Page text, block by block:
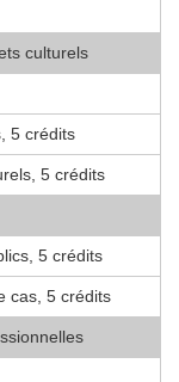
culturels
5 crédits
5 crédits
5 crédits
cas, 5 crédits